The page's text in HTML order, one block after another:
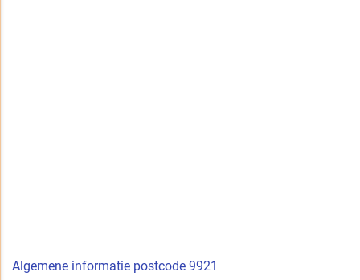
Algemene informatie postcode 9921